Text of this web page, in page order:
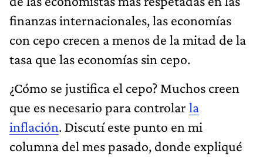
finanzas internacionales, las economías
con cepo crecen a menos de la mitad de la
tasa que las economías sin cepo.
¿Cómo se justifica el cepo? Muchos creen
que es necesario para controlar la
inflación. Discutí este punto en mi
columna del mes pasado, donde expliqué